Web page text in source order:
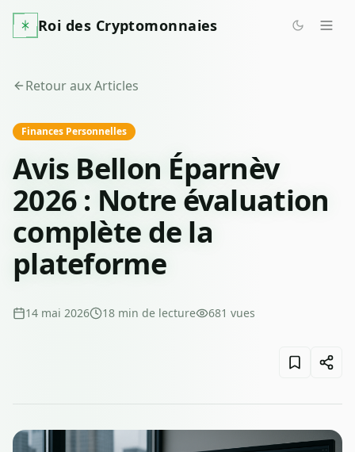
Roi des Cryptomonnaies
Retour aux Articles
Finances Personnelles
Avis Bellon Éparnèv
2026 : Notre évaluation
complète de la
plateforme
14 mai 2026 18 min de lecture 681 vues